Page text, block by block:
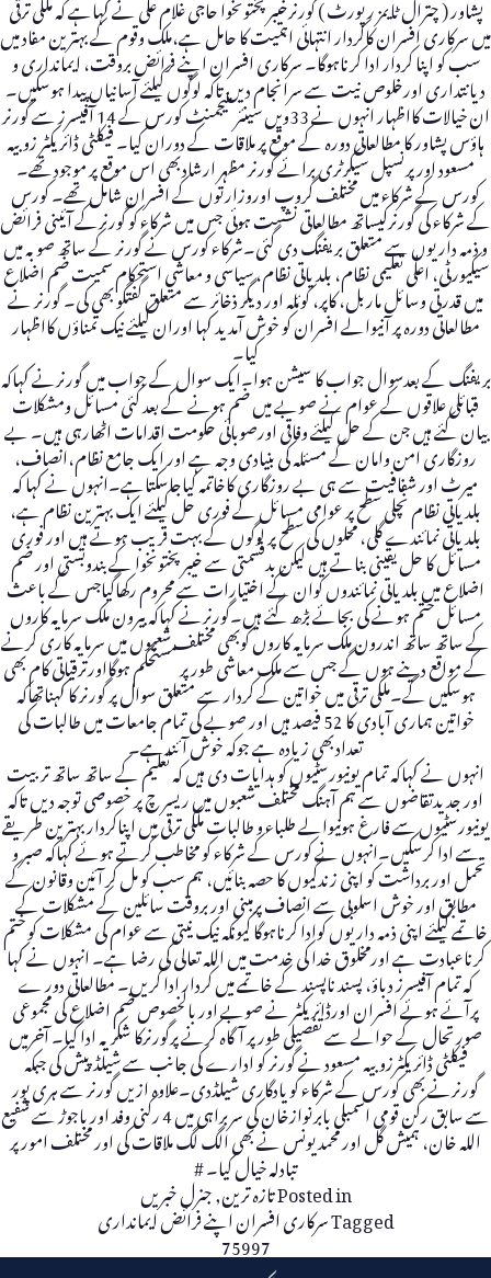
میں سرکاری افسران کاکردار انتہائی اہمیت کا حامل ہے،ملک وقوم کے بہترین مفاد میں
سب کو اپنا کردار ادا کرناہوگا۔ سرکاری افسران اپنے فرائض بروقت، ایمانداری و
دیانتداری اورخلوص نیت سے سرانجام دیں تاکہ لوگوں کیلئے آسانیاں پیدا ہوسکیں۔
ان خیالات کااظہار انہوں نے 33ویں سینئر منیجمنٹ کورس کے 14 آفیسرز سے گورنر
ہاؤس پشاور کا مطالعاتی دورہ کے موقع پر ملاقات کے دوران کیا۔ فیکلٹی ڈائریکٹر زوبیہ
مسعود اور پرنسپل سیکرٹری برائے گورنر مظہر ارشادبھی اس موقع پر موجود تھے۔
کورس کے شرکاء میں مختلف گروپ اوروزارتوں کے افسران شامل تھے۔ کورس
کے شرکاء کی گورنرکیساتھ مطالعاتی نشست ہوئی جس میں شرکاء کو گورنرکے آئینی فرائض
و ذمہ داریوں سے متعلق بریفنگ دی گئی۔شرکاء کورس نے گورنر کے ساتھ صوبہ میں
سیکیورٹی، اعلٰی تعلیمی نظام، بلدیاتی نظام، سیاسی و معاشی استحکام سمیت ضم اضلاع
میں قدرتی وسائل ماربل، کاپر، کوئلہ اور دیگر ذخائر سے متعلق گفتگو بھی کی۔ گورنر نے
مطالعاتی دورہ پر آنیوالے افسران کو خوش آمدید کہا اوران کیلئے نیک تمناؤں کااظہار
کیا۔
بریفنگ کے بعدسوال جواب کا سیشن ہوا۔ایک سوال کے جواب میں گورنرنے کہاکہ
قبائلی علاقوں کے عوام نے صوبے میں ضم ہونے کے بعد کئی مسائل ومشکلات
بیان کئے ہیں جن کے حل کیلئے وفاقی اورصوبائی حکومت اقدامات اٹھارہی ہیں۔ بے
روزگاری امن وامان کے مسئلہ کی بنیادی وجہ ہے اور ایک جامع نظام،انصاف،
میرٹ اور شفافیت سے ہی بے روزگاری کاخاتمہ کیاجاسکتاہے۔انہوں نے کہا کہ
بلدیاتی نظام نچلی سطح پر عوامی مسائل کے فوری حل کیلئے ایک بہترین نظام ہے،
بلدیاتی نمائندے گلی، محلوں کی سطح پر لوگوں کے بہت قریب ہوتے ہیں اور فوری
مسائل کا حل یقینی بناتے ہیں لیکن بدقسمتی سے خیبرپختونخوا کے بندوبستی اور ضم
اضلاع میں بلدیاتی نمائندوں کوان کے اختیارات سے محروم رکھاگیاجس کے باعث
مسائل ختم ہونے کی بجائے بڑھ گئے ہیں۔گورنرنے کہاکہ بیرون ملک سرمایہ کاروں
کے ساتھ ساتھ اندرون ملک سرمایہ کاروں کوبھی مختلف شعبوں میں سرمایہ کاری کرنے
کے مواقع دینے ہوں گے جس سے ملک معاشی طورپر مستحکم ہوگااورترقیاتی کام بھی
ہوسکیں گے۔ملکی ترقی میں خواتین کے کردار سے متعلق سوال پر گورنر کا کہناتھاکہ
خواتین ہماری آبادی کا 52 فیصد ہیں اور صوبے کی تمام جامعات میں طالبات کی
تعدادبھی زیادہ ہے جوکہ خوش آئندہے۔
انہوں نے کہاکہ تمام یونیورسٹیوں کو ہدایات دی ہیں کہ تعلیم کے ساتھ ساتھ تربیت
اور جدیدتقاضوں سے ہم آہنگ مختلف شعبوں میں ریسر چ پر خصوصی توجہ دیں تاکہ
یونیورسٹیوں سے فارغ ہونیوالے طلباء و طالبات ملکی ترقی میں اپناکردار بہترین طریقے
سے ادا کرسکیں۔انہوں نے کورس کے شرکاء کو مخاطب کرتے ہوئے کہاکہ صبر و
تحمل اور برداشت کو اپنی زندگیوں کا حصہ بنائیں، ہم سب کو مل کر آئین وقانون کے
مطابق اور خوش اسلوبی سے انصاف پرمبنی اور بروقت سائلین کے مشکلات کے
خاتمے کیلئے اپنی ذمہ داریوں کوادا کرناہوگا کیونکہ نیک نیتی سے عوام کی مشکلات کو ختم
کرناعبادت ہے اورمخلوق خدا کی خدمت میں اللہ تعالی کی رضا ہے۔ انہوں نے کہا
کہ تمام آفیسرز دباؤ، پسند ناپسند کے خاتمے میں کردار ادا کریں۔ مطالعاتی دور ے
پرآئے ہوئے افسران اورڈائریکٹر نے صوبے اور بالخصوص ضم اضلاع کی مجموعی
صورتحال کے حوالے سے تفصیلی طور پر آگاہ کرنے پرگورنرکا شکریہ ادا کیا۔ آخرمیں
فیکلٹی ڈائریکٹرزوبیہ مسعود نے گورنر کو ادارے کی جانب سے شیلڈپیش کی جبکہ
گورنرنے بھی کورس کے شرکاء کو یادگاری شیلڈدی۔علاوہ ازیں گورنر سے ہری پور
سے سابق رکن قومی اسمبلی بابرنوازخان کی سربراہی میں 4 رکنی وفد اور باجوڑ سے شفیع
اللہ خان، ہمیش گل اور محمدیونس نے بھی الگ لگ ملاقات کی اور مختلف امور پر
تبادلہ خیال کیا۔ #
Posted inتازہ ترین,جنرل خبریں
Taggedسرکاری افسران اپنے فرائض ایمانداری
75997